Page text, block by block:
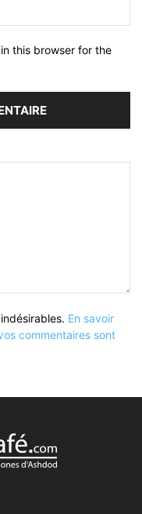
this browser for the
En savoir
commentaires sont